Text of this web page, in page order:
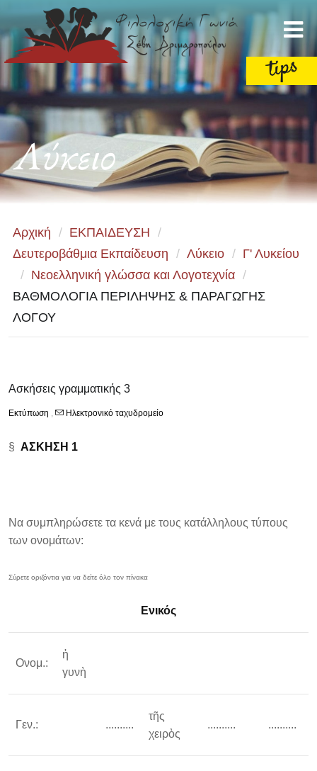
Λύκειο
Αρχική / ΕΚΠΑΙΔΕΥΣΗ /
Δευτεροβάθμια Εκπαίδευση / Λύκειο / Γ' Λυκείου
/ Νεοελληνική γλώσσα και Λογοτεχνία /
ΒΑΘΜΟΛΟΓΙΑ ΠΕΡΙΛΗΨΗΣ & ΠΑΡΑΓΩΓΗΣ
ΛΟΓΟΥ
Ασκήσεις γραμματικής 3
Εκτύπωση , Ηλεκτρονικό ταχυδρομείο
§ ΑΣΚΗΣΗ 1
Να συμπληρώσετε τα κενά με τους κατάλληλους τύπους
των ονομάτων:
Ενικός
Ονομ.:
ἡ
γυνὴ
Γεν.: ..........
τῆς
χειρὸς
.......... ..........